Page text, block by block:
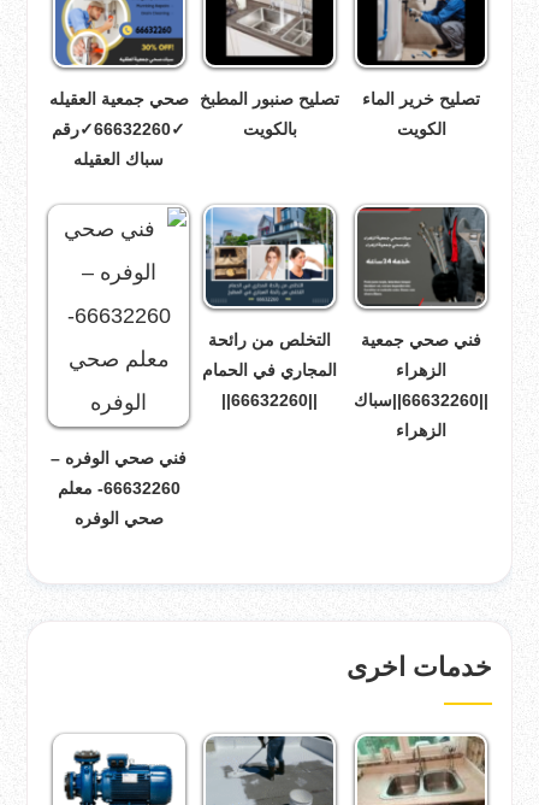
تصليح خرير الماء
الكويت
تصليح صنبور المطبخ
بالكويت
صحي جمعية العقيله
✓66632260✓رقم
سباك العقيله
فني صحي جمعية
الزهراء
||66632260||سباك
الزهراء
التخلص من رائحة
المجاري في الحمام
||66632260||
فني صحي الوفره –
66632260- معلم
صحي الوفره
خدمات اخرى